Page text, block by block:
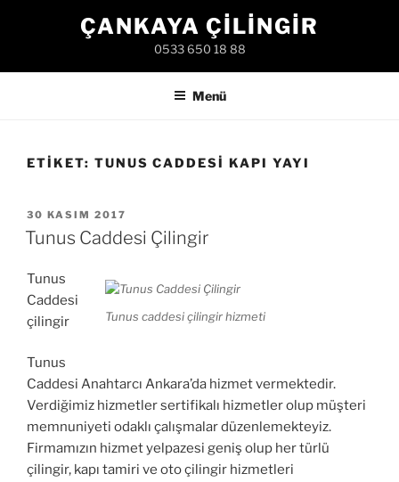
ÇANKAYA ÇILINGIR
0533 650 18 88
Menü
ETIKET: TUNUS CADDESI KAPI YAYI
YAYIM
TARIHI
30 KASIM 2017
Tunus Caddesi Çilingir
Tunus caddesi çilingir hizmeti
Tunus
Caddesi
çilingir
Tunus
Caddesi Anahtarcı Ankara’da hizmet vermektedir.
Verdiğimiz hizmetler sertifikalı hizmetler olup müşteri
memnuniyeti odaklı çalışmalar düzenlemekteyiz.
Firmamızın hizmet yelpazesi geniş olup her türlü
çilingir, kapı tamiri ve oto çilingir hizmetleri